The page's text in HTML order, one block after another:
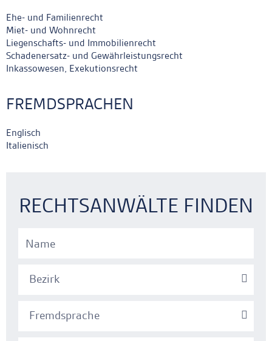
Ehe- und Familienrecht
Miet- und Wohnrecht
Liegenschafts- und Immobilienrecht
Schadenersatz- und Gewährleistungsrecht
Inkassowesen, Exekutionsrecht
FREMDSPRACHEN
Englisch
Italienisch
RECHTSANWÄLTE FINDEN
Bezirk
Fremdsprache